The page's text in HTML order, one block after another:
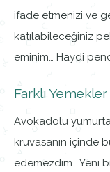
ifade etmenizi ve
katılabileceğiniz
eminim… Haydi
Farklı
Avokadolu
kruvasanın içinde
edemezdim… Yeni